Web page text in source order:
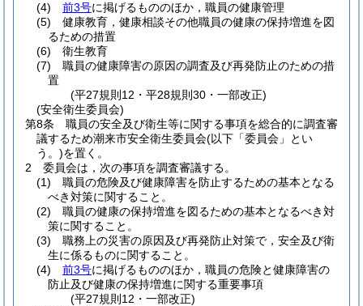
(4)
前3号に掲げるもののほか，職員の健康管理
(5)
健康教育，健康相談その他職員の健康の保持増進を図
るための措置
(6)
衛生教育
(7)
職員の健康障害の原因の調査及び再発防止のための措
置
(平27規則12・平28規則30・一部改正)
(安全衛生委員会)
第8条
職員の安全及び衛生等に関する事項を総合的に調査審
議するため潮来市安全衛生委員会(以下「委員会」とい
う。)を置く。
2
委員会は，次の事項を調査審議する。
(1)
職員の危険及び健康障害を防止するための基本となる
べき対策に関すること。
(2)
職員の健康の保持増進を図るための基本となるべき対
策に関すること。
(3)
職務上の災害の原因及び再発防止対策で，安全及び衛
生に係るものに関すること。
(4)
前3号に掲げるもののほか，職員の危険と健康障害の
防止及び健康の保持増進に関する重要事項
(平27規則12・一部改正)